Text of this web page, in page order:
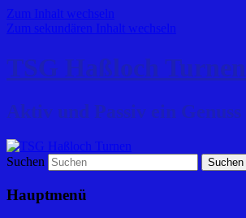
Zum Inhalt wechseln
Zum sekundären Inhalt wechseln
TSG Haßloch Turnen
Aktiv und Passiv ein Genuss
Suchen
Hauptmenü